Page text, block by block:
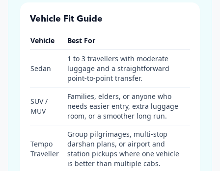
Vehicle Fit Guide
Vehicle Best For
Sedan
1 to 3 travellers with moderate
luggage and a straightforward
point-to-point transfer.
SUV /
MUV
Families, elders, or anyone who
needs easier entry, extra luggage
room, or a smoother long run.
Tempo
Traveller
Group pilgrimages, multi-stop
darshan plans, or airport and
station pickups where one vehicle
is better than multiple cabs.